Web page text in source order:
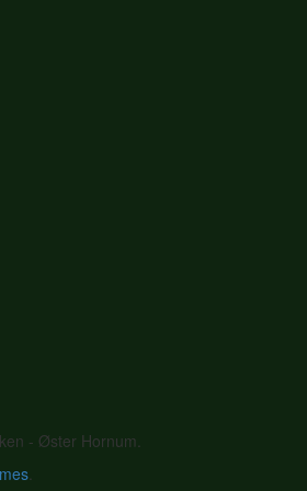
- Øster Hornum.
.